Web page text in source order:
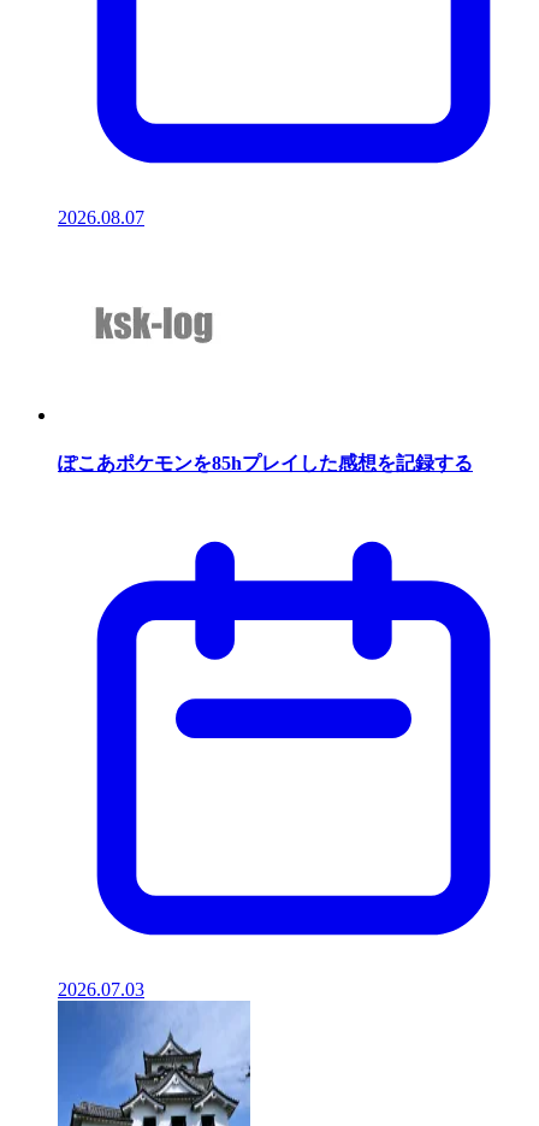
2026.08.07
ぽこあポケモンを85hプレイした感想を記録する
2026.07.03